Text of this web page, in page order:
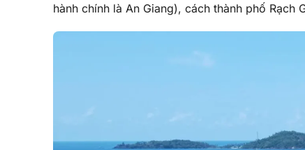
hành chính là An Giang), cách thành phố Rạch